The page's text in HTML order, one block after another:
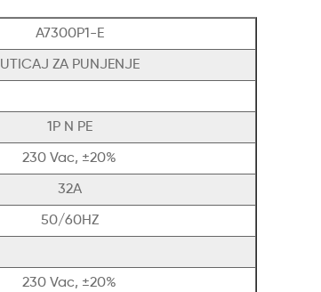
A7300P1-E
UTICAJ ZA PUNJENJE
1P N PE
230 Vac, ±20%
32A
50/60HZ
230 Vac, ±20%